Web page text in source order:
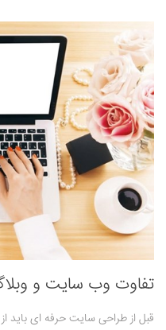
تفاوت وب سایت و
قبل از طراحی سایت حرفه ای باید